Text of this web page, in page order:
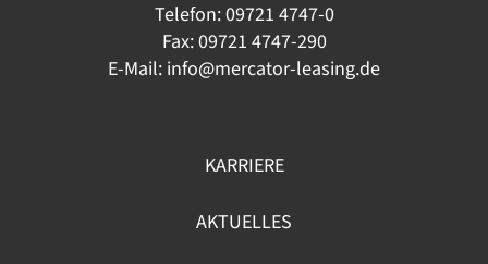
Telefon:09721 4747-0
Fax: 09721 4747-290
E-Mail: info@mercator-leasing.de
KARRIERE
AKTUELLES